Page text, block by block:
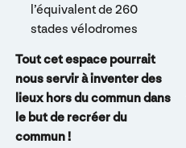
l’équivalent de 260
stades vélodromes
Tout cet espace pourrait
nous servir à inventer des
lieux hors du commun dans
le but de recréer du
commun !